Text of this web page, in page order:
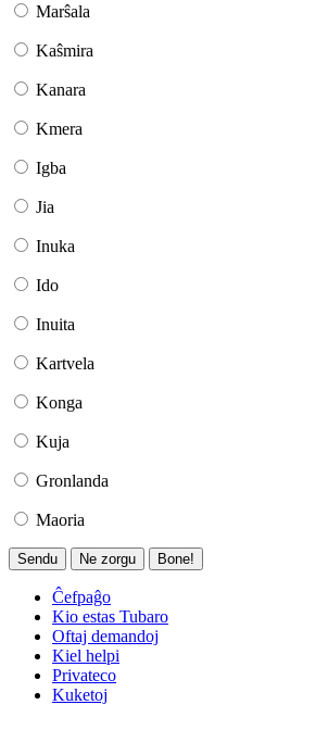
Marŝala
Kaŝmira
Kanara
Kmera
Igba
Jia
Inuka
Ido
Inuita
Kartvela
Konga
Kuja
Gronlanda
Maoria
Sendu Ne zorgu Bone!
Ĉefpaĝo
Kio estas Tubaro
Oftaj demandoj
Kiel helpi
Privateco
Kuketoj